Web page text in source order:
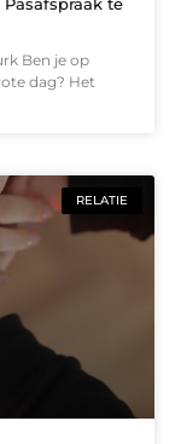
Ben je op
dag? Het
RELATIE